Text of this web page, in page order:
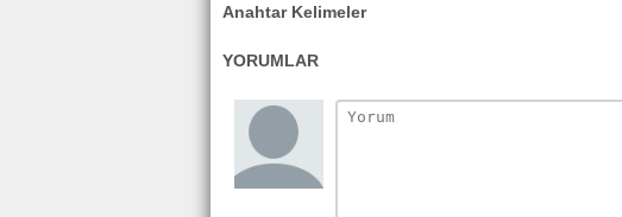
Anahtar Kelimeler
YORUMLAR